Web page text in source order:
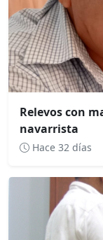
Relevos con
navarrista
Hace 32 días